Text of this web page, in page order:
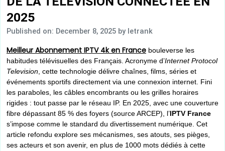
2025
Published on: December 8, 2025 by letrank
Meilleur Abonnement IPTV 4k en France bouleverse les
habitudes télévisuelles des Français. Acronyme d’Internet Protocol
Television, cette technologie délivre chaînes, films, séries et
événements sportifs directement via une connexion internet. Fini
les paraboles, les câbles encombrants ou les grilles horaires
rigides : tout passe par le réseau IP. En 2025, avec une couverture
fibre dépassant 85 % des foyers (source ARCEP), l’IPTV France
s’impose comme le standard du divertissement numérique. Cet
article refondu explore ses mécanismes, ses atouts, ses pièges,
ses acteurs et son avenir, en plus de 1000 mots dédiés à cette